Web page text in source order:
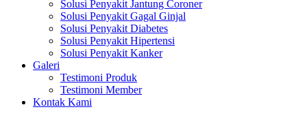
Solusi Penyakit Jantung Coroner
Solusi Penyakit Gagal Ginjal
Solusi Penyakit Diabetes
Solusi Penyakit Hipertensi
Solusi Penyakit Kanker
Galeri
Testimoni Produk
Testimoni Member
Kontak Kami